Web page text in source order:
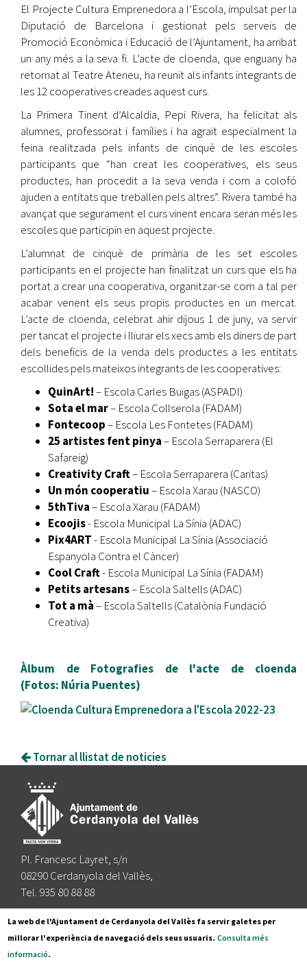
El Projecte Cultura Emprenedora a l’Escola, impulsat per la
Diputació de Barcelona i gestionat pels serveis de
Promoció Econòmica i Educació de l’Ajuntament, ha arribat
un any més a la seva fi. L’acte de cloenda, que enguany ha
retornat al Teatre Ateneu, ha reunit als infants integrants de
les 12 cooperatives creades aquest curs.
La Primera Tinent d’Alcaldia, Pepi Rivera, ha felicitat als
alumnes, professorat i famílies i ha agraït especialment la
feina realitzada pels infants de cinquè de les escoles
participants que “han creat les cooperatives, els seus
productes, han procedit a la seva venda i com a colofó
ajuden a entitats que treballen pels altres”. Rivera també ha
avançat que segurament el curs vinent encara seran més les
escoles que participin en aquest projecte.
L’alumnat de cinquè de primària de les set escoles
participants en el projecte han finalitzat un curs que els ha
portat a crear una cooperativa, organitzar-se com a tal per
acabar venent els seus propis productes en un mercat.
L’acte de cloenda, celebrat ahir dijous 1 de juny, va servir
per tancat el projecte i lliurar els xecs amb els diners de part
dels beneficis de la venda dels productes a les entitats
escollides pels mateixos integrants de les cooperatives:
QuinArt!– Escola Carles Buïgas (ASPADI)
Sota el mar– Escola Collserola (FADAM)
Fontecoop– Escola Les Fontetes (FADAM)
25 artistes fent pinya– Escola Serraparera (El
Safareig)
Creativity Craft– Escola Serraparera (Caritas)
Un món cooperatiu– Escola Xarau (NASCO)
5thTiva– Escola Xarau (FADAM)
Ecoojis- Escola Municipal La Sínia (ADAC)
Pix4ART- Escola Municipal La Sínia (Associació
Espanyola Contra el Càncer)
Cool Craft- Escola Municipal La Sínia (FADAM)
Petits artesans– Escola Saltells (ADAC)
Tot a mà– Escola Saltells (Catalònia Fundació
Creativa)
Àlbum de Fotografies de l'acte de cloenda
(Fotos: Núria Puentes)
Tornar al llistat de noticies
Pl. Francesc Layret, s/n
08290 Cerdanyola del Vallès,
Tel. 935 80 88 88
Segueix-nos a:
La web de l'Ajuntament de Cerdanyola del Vallès fa servir galetes per
millorar l'experiència de navegació dels seus usuaris. Consulta més
informació.